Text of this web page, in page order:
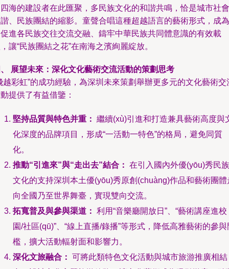
海的建設者在此匯聚，多民族文化的和諧共鳴，恰是城市社會
、民族團結的縮影。童聲合唱這種超越語言的藝術形式，成為
進各民族交往交流交融、鑄牢中華民族共同體意識的有效載
讓“民族團結之花”在南海之濱絢麗綻放。
展望未來：深化文化藝術交流活動的策劃思考
越彩虹”的成功經驗，為深圳未來策劃舉辦更多元的文化藝術交
提供了有益借鑒：
堅持品質與特色并重： 繼續(xù)引進和打造兼具藝術高度與
化深度的品牌項目，形成“一活動一特色”的格局，避免同質
化。
推動“引進來”與“走出去”結合： 在引入國內外優(yōu)秀民族
文化的支持深圳本土優(yōu)秀原創(chuàng)作品和藝術團體
向全國乃至世界舞臺，實現雙向交流。
拓寬普及與參與渠道： 利用“音樂廳開放日”、“藝術講座進校
園/社區(qū)”、“線上直播/錄播”等形式，降低高雅藝術的參與
檻，擴大活動輻射面和影響力。
深化文旅融合： 可將此類特色文化活動與城市旅游推廣相結